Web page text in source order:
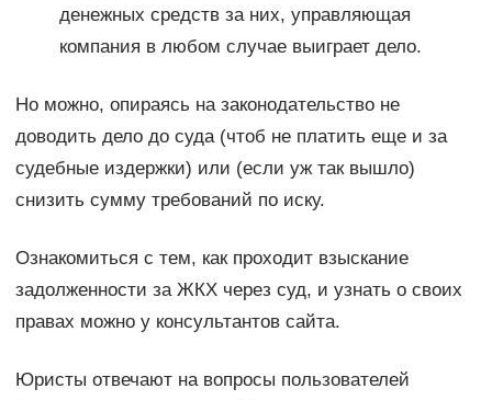
денежных средств за них, управляющая
компания в любом случае выиграет дело.
Но можно, опираясь на законодательство не
доводить дело до суда (чтоб не платить еще и за
судебные издержки) или (если уж так вышло)
снизить сумму требований по иску.
Ознакомиться с тем, как проходит взыскание
задолженности за ЖКХ через суд, и узнать о своих
правах можно у консультантов сайта.
Юристы отвечают на вопросы пользователей